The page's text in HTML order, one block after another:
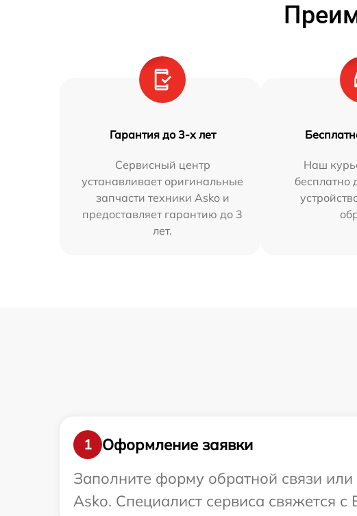
Гарантия до 3-х лет
Сервисный центр
устанавливает оригинальные
запчасти техники Asko и
предоставляет гарантию до 3
лет.
Наш
бесплатно
1
Оформление заявки
Заполните форму обратной связи
Asko. Специалист сервиса свяжется